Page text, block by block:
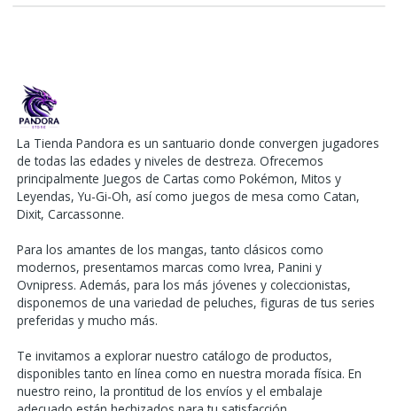
La Tienda Pandora es un santuario donde convergen jugadores
de todas las edades y niveles de destreza. Ofrecemos
principalmente Juegos de Cartas como Pokémon, Mitos y
Leyendas, Yu-Gi-Oh, así como juegos de mesa como Catan,
Dixit, Carcassonne.
Para los amantes de los mangas, tanto clásicos como
modernos, presentamos marcas como Ivrea, Panini y
Ovnipress. Además, para los más jóvenes y coleccionistas,
disponemos de una variedad de peluches, figuras de tus series
preferidas y mucho más.
Te invitamos a explorar nuestro catálogo de productos,
disponibles tanto en línea como en nuestra morada física. En
nuestro reino, la prontitud de los envíos y el embalaje